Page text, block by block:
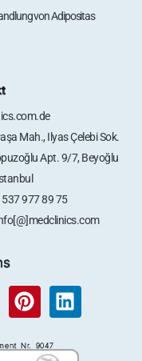
von Adipositas
Mah., Ilyas Çelebi Sok.
Apt. 9/7, Beyoğlu
537 977 89 75
P
i
t
L
i
k
Nr. 9047